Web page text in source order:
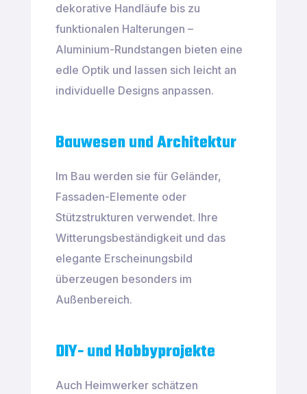
dekorative Handläufe bis zu
funktionalen Halterungen –
Aluminium-Rundstangen bieten eine
edle Optik und lassen sich leicht an
individuelle Designs anpassen.
Bauwesen und Architektur
Im Bau werden sie für Geländer,
Fassaden-Elemente oder
Stützstrukturen verwendet. Ihre
Witterungsbeständigkeit und das
elegante Erscheinungsbild
überzeugen besonders im
Außenbereich.
DIY- und Hobbyprojekte
Auch Heimwerker schätzen